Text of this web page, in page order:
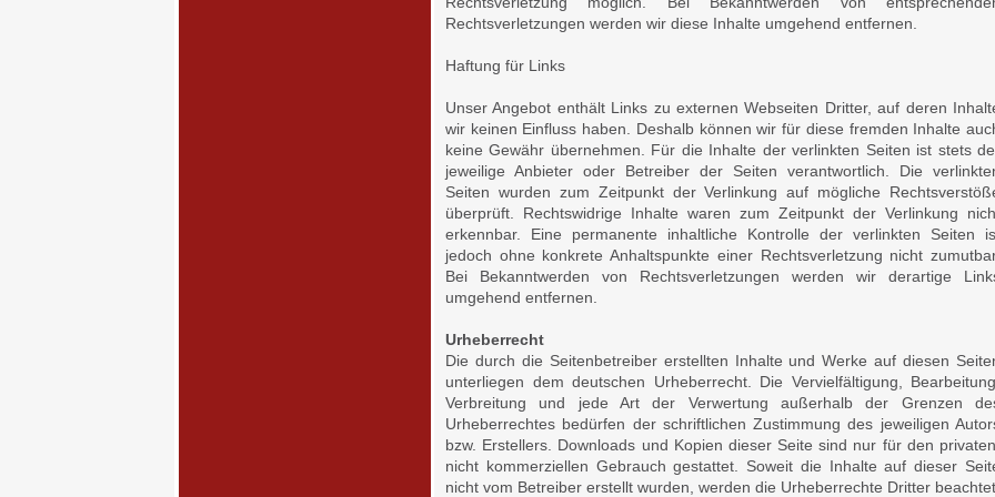
Rechtsverletzungen werden wir diese Inhalte umgehend entfernen.
Haftung für Links
Unser Angebot enthält Links zu externen Webseiten Dritter, auf deren
wir keinen Einfluss haben. Deshalb können wir für diese fremden Inhalte
keine Gewähr übernehmen. Für die Inhalte der verlinkten Seiten ist stets
jeweilige Anbieter oder Betreiber der Seiten verantwortlich. Die
Seiten wurden zum Zeitpunkt der Verlinkung auf mögliche
überprüft. Rechtswidrige Inhalte waren zum Zeitpunkt der Verlinkung
erkennbar. Eine permanente inhaltliche Kontrolle der verlinkten Seiten
jedoch ohne konkrete Anhaltspunkte einer Rechtsverletzung nicht
Bei Bekanntwerden von Rechtsverletzungen werden wir derartige
umgehend entfernen.
Urheberrecht
Die durch die Seitenbetreiber erstellten Inhalte und Werke auf diesen
unterliegen dem deutschen Urheberrecht. Die Vervielfältigung, Bearbeitung,
Verbreitung und jede Art der Verwertung außerhalb der Grenzen
Urheberrechtes bedürfen der schriftlichen Zustimmung des jeweiligen
bzw. Erstellers. Downloads und Kopien dieser Seite sind nur für den privaten,
nicht kommerziellen Gebrauch gestattet. Soweit die Inhalte auf dieser
nicht vom Betreiber erstellt wurden, werden die Urheberrechte Dritter beachtet.